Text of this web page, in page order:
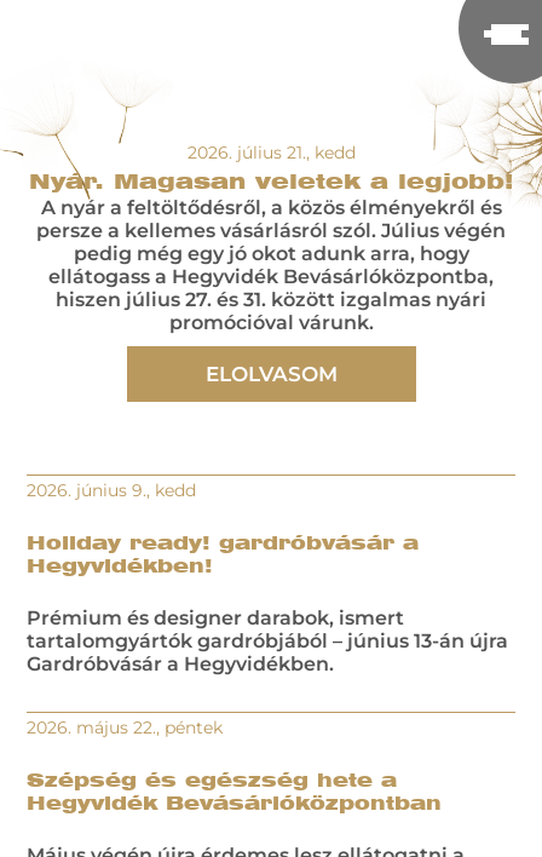
2026. július 21., kedd
Nyár. Magasan veletek a legjobb!
A nyár a feltöltődésről, a közös élményekről és
persze a kellemes vásárlásról szól. Július végén
pedig még egy jó okot adunk arra, hogy
ellátogass a Hegyvidék Bevásárlóközpontba,
hiszen július 27. és 31. között izgalmas nyári
promócióval várunk.
ELOLVASOM
2026. június 9., kedd
Holiday ready! gardróbvásár a
Hegyvidékben!
Prémium és designer darabok, ismert
tartalomgyártók gardróbjából – június 13-án újra
Gardróbvásár a Hegyvidékben.
2026. május 22., péntek
Szépség és egészség hete a
Hegyvidék Bevásárlóközpontban